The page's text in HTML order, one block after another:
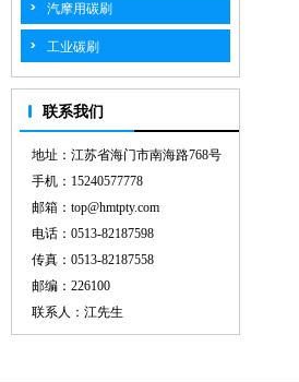
汽摩用碳刷
工业碳刷
联系我们
地址：江苏省海门市南海路768号
手机：15240577778
邮箱：top@hmtpty.com
电话：0513-82187598
传真：0513-82187558
邮编：226100
联系人：江先生